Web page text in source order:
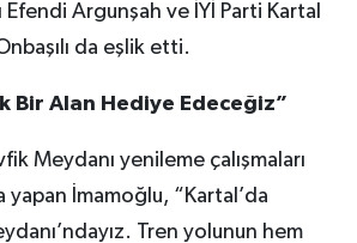
Efendi Argunşah ve İYİ Parti Kartal
da eşlik etti.
Bir Alan Hediye Edeceğiz”
Meydanı yenileme çalışmaları
yapan İmamoğlu, “Kartal’da
Tren yolunun hem